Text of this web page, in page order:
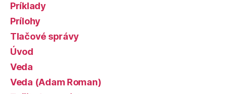
Príklady
Prílohy
Tlačové správy
Úvod
Veda
Veda (Adam Roman)